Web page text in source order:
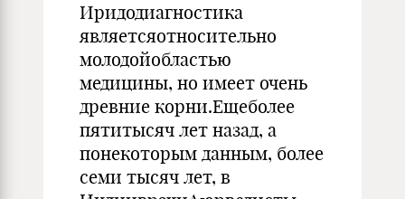
Иридодиагностика
являетсяотносительно
молодойобластью
медицины, но имеет очень
древние корни.Ещеболее
пятитысяч лет назад, а
понекоторым данным, более
семи тысяч лет, в